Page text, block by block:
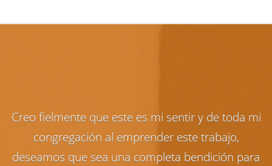
Creo fielmente que este es mi sentir y de toda mi
congregación al emprender este trabajo,
deseamos que sea una completa bendición para